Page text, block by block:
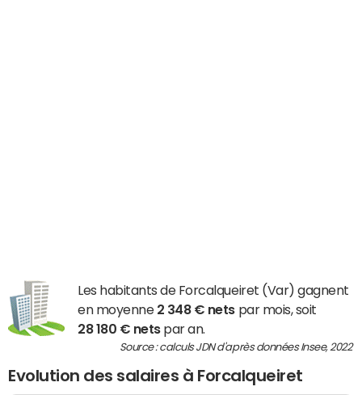
Les habitants de Forcalqueiret (Var) gagnent
en moyenne 2 348 € netspar mois, soit
28 180 € netspar an.
Source : calculs JDN d'après données Insee, 2022
Evolution des salaires à Forcalqueiret